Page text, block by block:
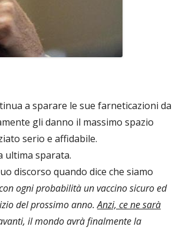
a sparare le sue farneticazioni da
gli danno il massimo spazio
serio e affidabile.
ultima sparata.
discorso quando dice che siamo
ogni probabilità un vaccino sicuro ed
del prossimo anno.Anzi, ce ne sarà
il mondo avrà finalmente la